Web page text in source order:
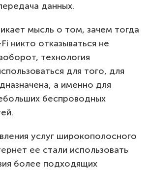
данных.
мысль о том, зачем тогда
никто отказываться не
технология
для того, для
а именно для
беспроводных
услуг широкополосного
ее стали использовать
более подходящих